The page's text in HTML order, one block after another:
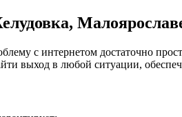
с интернетом достаточно
выход в любой ситуации,